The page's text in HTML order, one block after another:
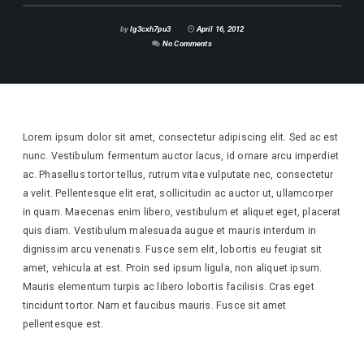
bylg3cxh7pu3
April 16, 2012
No Comments
Lorem ipsum dolor sit amet, consectetur adipiscing elit. Sed ac est
nunc. Vestibulum fermentum auctor lacus, id ornare arcu imperdiet
ac. Phasellus tortor tellus, rutrum vitae vulputate nec, consectetur
a velit. Pellentesque elit erat, sollicitudin ac auctor ut, ullamcorper
in quam. Maecenas enim libero, vestibulum et aliquet eget, placerat
quis diam. Vestibulum malesuada augue et mauris interdum in
dignissim arcu venenatis. Fusce sem elit, lobortis eu feugiat sit
amet, vehicula at est. Proin sed ipsum ligula, non aliquet ipsum.
Mauris elementum turpis ac libero lobortis facilisis. Cras eget
tincidunt tortor. Nam et faucibus mauris. Fusce sit amet
pellentesque est.